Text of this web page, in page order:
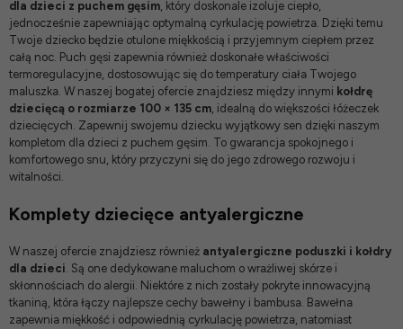
dla dzieci z puchem gęsim , który doskonale izoluje ciepło,
jednocześnie zapewniając optymalną cyrkulację powietrza. Dzięki temu
Twoje dziecko będzie otulone miękkością i przyjemnym ciepłem przez
całą noc. Puch gęsi zapewnia również doskonałe właściwości
termoregulacyjne, dostosowując się do temperatury ciała Twojego
maluszka. W naszej bogatej ofercie znajdziesz między innymi kołdrę
dziecięcą o rozmiarze 100 × 135 cm , idealną do większości łóżeczek
dziecięcych. Zapewnij swojemu dziecku wyjątkowy sen dzięki naszym
kompletom dla dzieci z puchem gęsim. To gwarancja spokojnego i
komfortowego snu, który przyczyni się do jego zdrowego rozwoju i
witalności.
Komplety dziecięce antyalergiczne
W naszej ofercie znajdziesz również antyalergiczne poduszki i kołdry
dla dzieci . Są one dedykowane maluchom o wrażliwej skórze i
skłonnościach do alergii. Niektóre z nich zostały pokryte innowacyjną
tkaniną, która łączy najlepsze cechy bawełny i bambusa. Bawełna
zapewnia miękkość i odpowiednią cyrkulację powietrza, natomiast